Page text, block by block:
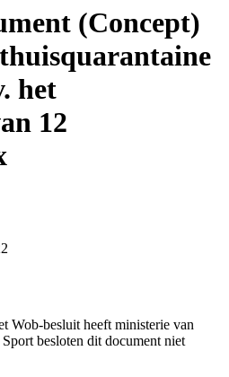
(Concept)
het
12
Wob-besluit heeft ministerie van
besloten dit document niet